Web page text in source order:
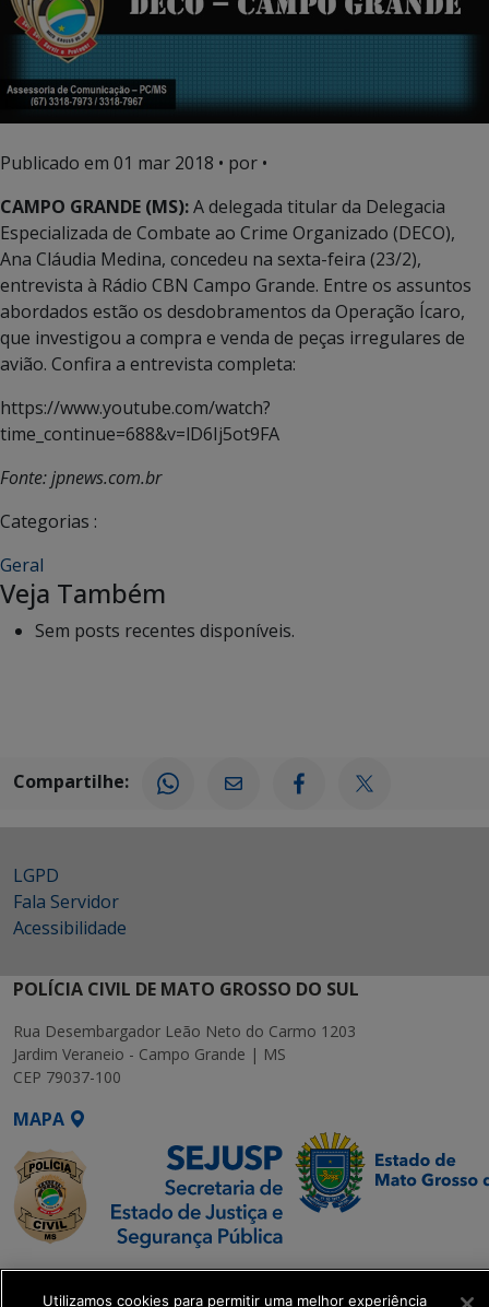
Publicado em 01 mar 2018 • por •
CAMPO GRANDE (MS):A delegada titular da Delegacia
Especializada de Combate ao Crime Organizado (DECO),
Ana Cláudia Medina, concedeu na sexta-feira (23/2),
entrevista à Rádio CBN Campo Grande. Entre os assuntos
abordados estão os desdobramentos da Operação Ícaro,
que investigou a compra e venda de peças irregulares de
avião. Confira a entrevista completa:
https://www.youtube.com/watch?
time_continue=688&v=lD6Ij5ot9FA
Fonte: jpnews.com.br
Categorias :
Geral
Veja Também
Sem posts recentes disponíveis.
Compartilhe:
LGPD
Fala Servidor
Acessibilidade
POLÍCIA CIVIL DE MATO GROSSO DO SUL
Rua Desembargador Leão Neto do Carmo 1203
Jardim Veraneio - Campo Grande | MS
CEP 79037-100
MAPA
SETDIG | Secretaria-
Executiva de
Utilizamos cookies para permitir uma melhor experiência